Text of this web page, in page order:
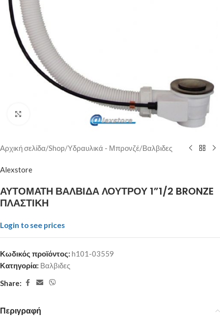
Αρχική σελίδα/Shop/Υδραυλικά - Μπρονζέ/Βαλβιδες
Alexstore
ΑΥΤΟΜΑΤΗ ΒΑΛΒΙΔΑ ΛΟΥΤΡΟΥ 1”1/2 BRONZE
ΠΛΑΣΤΙΚΗ
Login to see prices
Κωδικός προϊόντος: h101-03559
Κατηγορία: Βαλβιδες
Share:
Περιγραφή